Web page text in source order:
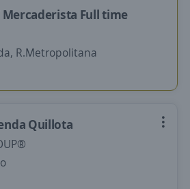
Full time
R.Metropolitana
Quillota